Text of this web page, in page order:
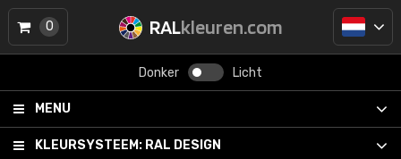
RALkleuren.com
Donker Licht
MENU
KLEURSYSTEEM: RAL DESIGN
0